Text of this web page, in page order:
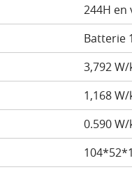
244H en
Batterie
3,792 W/
1,168 W/
0.590 W/